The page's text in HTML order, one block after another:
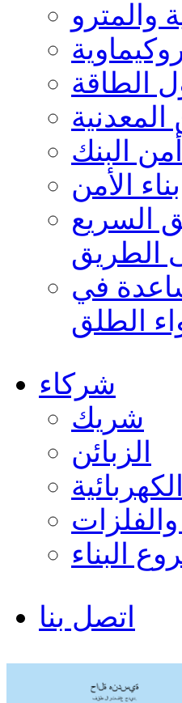
والمترو
الطاقة
المعدنية
أمن البنك
بناء الأمن
السريع
الطريق
في
الطلق
شركاء
شريك
الزبائن
البناء
اتصل بنا